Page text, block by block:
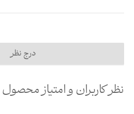
نظر کاربران و امتیاز محصول
درج نظر